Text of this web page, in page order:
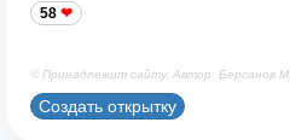
58
© Принадлежит сайту. Автор: Берсанов М.
Создать открытку